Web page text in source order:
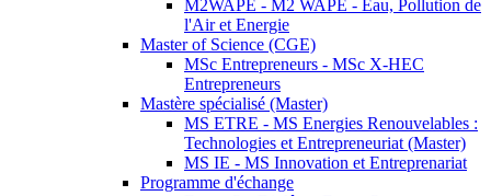
M2WAPE - M2 WAPE - Eau, Pollution de
l'Air et Energie
Master of Science (CGE)
MSc Entrepreneurs - MSc X-HEC
Entrepreneurs
Mastère spécialisé (Master)
MS ETRE - MS Energies Renouvelables :
Technologies et Entrepreneuriat (Master)
MS IE - MS Innovation et Entreprenariat
Programme d'échange